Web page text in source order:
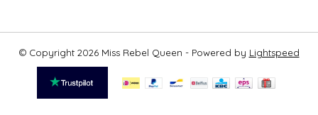
© Copyright 2026 Miss Rebel Queen - Powered by Lightspeed